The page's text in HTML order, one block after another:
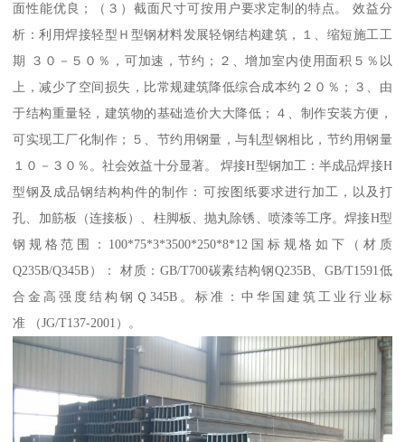
面性能优良；（３）截面尺寸可按用户要求定制的特点。 效益分
析：利用焊接轻型Ｈ型钢材料发展轻钢结构建筑，１、缩短施工工
期 ３０－５０％，可加速，节约；２、增加室内使用面积５％以
上，减少了空间损失，比常规建筑降低综合成本约２０％；３、由
于结构重量轻，建筑物的基础造价大大降低；４、制作安装方便，
可实现工厂化制作；５、节约用钢量，与轧型钢相比，节约用钢量
１０－３０％。社会效益十分显著。 焊接H型钢加工：半成品焊接H
型钢及成品钢结构构件的制作：可按图纸要求进行加工，以及打
孔、加筋板（连接板）、柱脚板、抛丸除锈、喷漆等工序。焊接H型
钢规格范围：100*75*3*3500*250*8*12国标规格如下（材质
Q235B/Q345B）： 材质：GB/T700碳素结构钢Q235B、GB/T1591低
合金高强度结构钢Ｑ345B。标准：中华国建筑工业行业标
准 （JG/T137-2001）。